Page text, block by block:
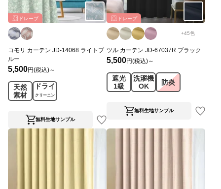
ドレープ
コモリ カーテン JD-14068 ライトブ
ルー
5,500円(税込)～
天然
素材
ドライ
クリーニン
無料生地サンプル
ドレープ
+45色
ツル カーテン JD-67037R ブラック
5,500円(税込)～
遮光
1級
洗濯機
OK
防炎
無料生地サンプル